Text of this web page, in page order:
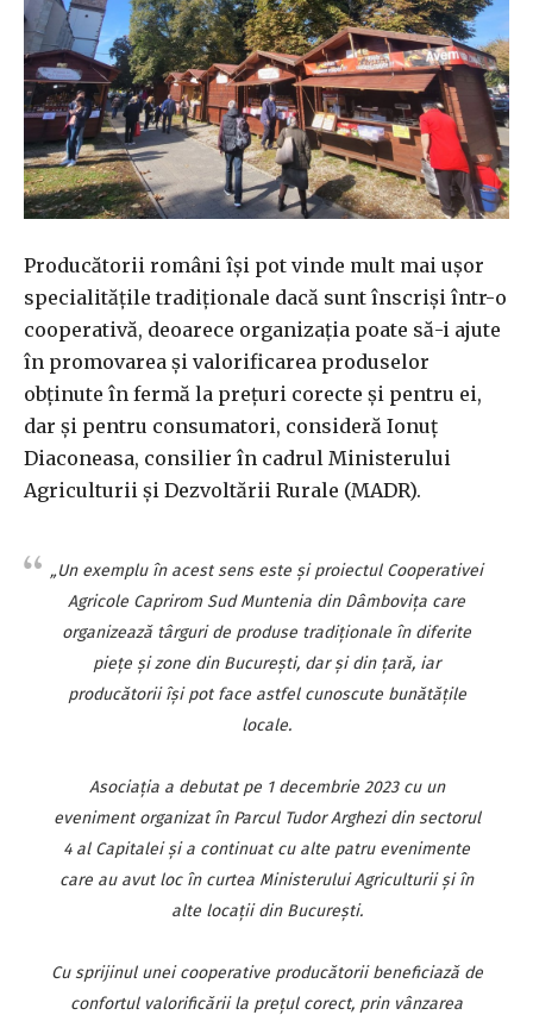
Producătorii români îşi pot vinde mult mai uşor
specialităţile tradiţionale dacă sunt înscrişi într-o
cooperativă, deoarece organizaţia poate să-i ajute
în promovarea şi valorificarea produselor
obţinute în fermă la preţuri corecte şi pentru ei,
dar şi pentru consumatori, consideră Ionuţ
Diaconeasa, consilier în cadrul Ministerului
Agriculturii şi Dezvoltării Rurale (MADR).
„Un exemplu în acest sens este şi proiectul Cooperativei
Agricole Caprirom Sud Muntenia din Dâmboviţa care
organizează târguri de produse tradiţionale în diferite
pieţe şi zone din Bucureşti, dar şi din ţară, iar
producătorii îşi pot face astfel cunoscute bunătăţile
locale.
Asociaţia a debutat pe 1 decembrie 2023 cu un
eveniment organizat în Parcul Tudor Arghezi din sectorul
4 al Capitalei şi a continuat cu alte patru evenimente
care au avut loc în curtea Ministerului Agriculturii şi în
alte locaţii din Bucureşti.
Cu sprijinul unei cooperative producătorii beneficiază de
confortul valorificării la preţul corect, prin vânzarea